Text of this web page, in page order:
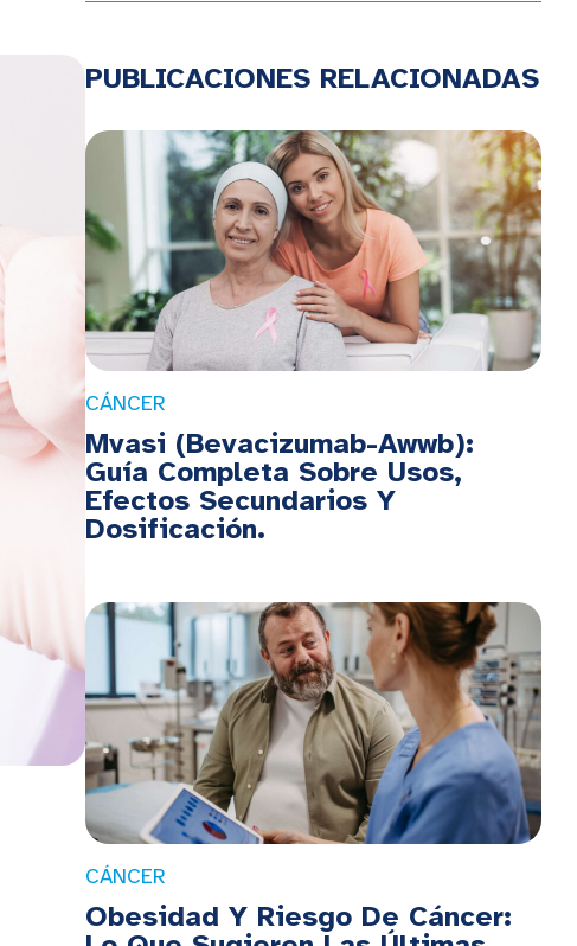
PUBLICACIONES RELACIONADAS
CÁNCER
Mvasi (Bevacizumab-Awwb):
Guía Completa Sobre Usos,
Efectos Secundarios Y
Dosificación.
CÁNCER
Obesidad Y Riesgo De Cáncer: